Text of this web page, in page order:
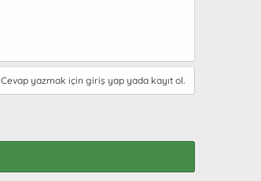
Cevap yazmak için giriş yap yada kayıt ol.